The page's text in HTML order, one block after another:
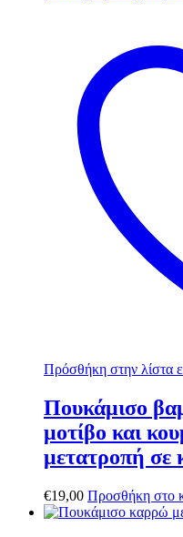
Πρόσθήκη στην λίστα
Πουκάμισο
μοτίβο και
μετατροπή σε
€19,00 Προσθήκη στο